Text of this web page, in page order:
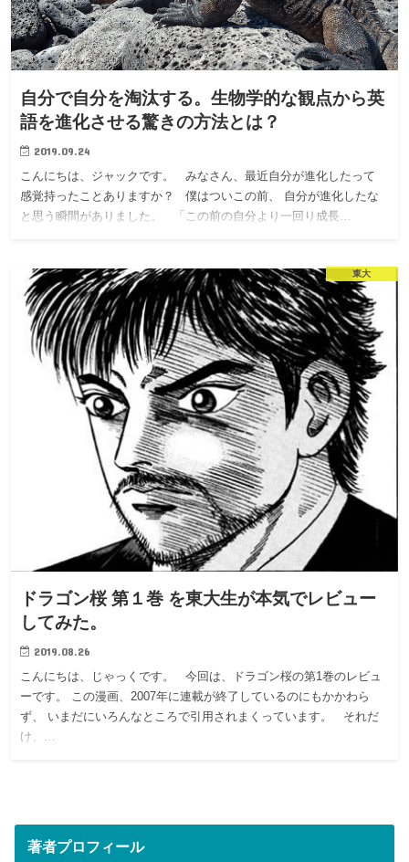
自分で自分を淘汰する。生物学的な観点から英
語を進化させる驚きの方法とは？
2019.09.24
こんにちは、ジャックです。 みなさん、最近自分が進化したって
感覚持ったことありますか？ 僕はついこの前、 自分が進化したな
と思う瞬間がありました。 「この前の自分より一回り成長…
東大
ドラゴン桜 第１巻 を東大生が本気でレビュー
してみた。
2019.08.26
こんにちは、じゃっくです。 今回は、ドラゴン桜の第1巻のレビュ
ーです。 この漫画、2007年に連載が終了しているのにもかかわら
ず、 いまだにいろんなところで引用されまくっています。 それだ
け、…
著者プロフィール